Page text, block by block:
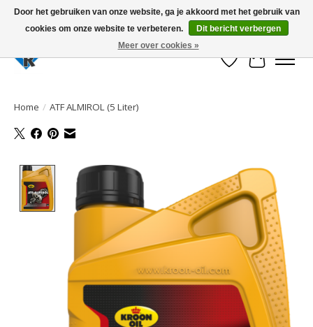
Large selection of products and fast shipping!
Verlanglijst
Home / ATF ALMIROL (5 Liter)
Product image slideshow Items
Door het gebruiken van onze website, ga je akkoord met het gebruik van
cookies om onze website te verbeteren.
Dit bericht verbergen
Meer over cookies »